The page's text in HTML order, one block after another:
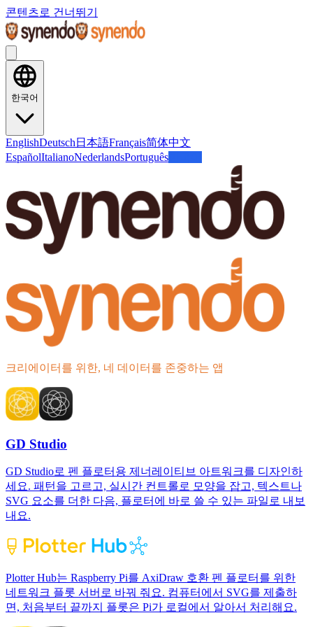
콘텐츠로 건너뛰기
한국어
EnglishDeutsch 日本語Français简体中文
EspañolItalianoNederlandsPortuguês
크리에이터를 위한, 네 데이터를 존중하는 앱
GD Studio
GD Studio로 펜 플로터용 제너레이티브 아트워크를 디자인하
세요. 패턴을 고르고, 실시간 컨트롤로 모양을 잡고, 텍스트나
SVG 요소를 더한 다음, 플로터에 바로 쓸 수 있는 파일로 내보
내요.
Plotter Hub는 Raspberry Pi를 AxiDraw 호환 펜 플로터를 위한
네트워크 플롯 서버로 바꿔 줘요. 컴퓨터에서 SVG를 제출하
면, 처음부터 끝까지 플롯은 Pi가 로컬에서 알아서 처리해요.